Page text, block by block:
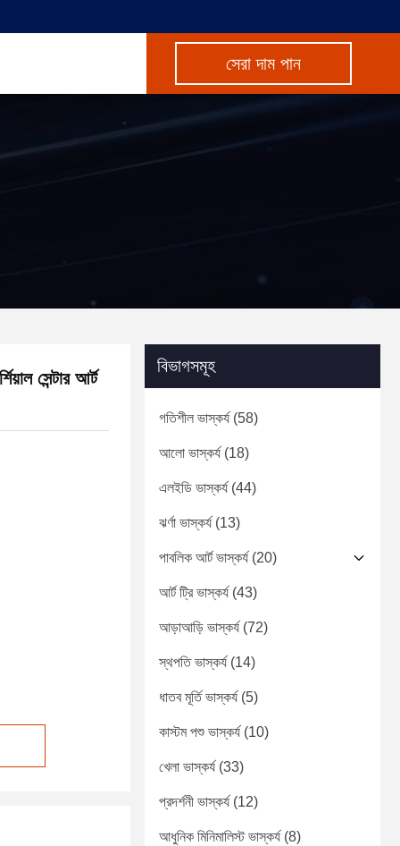
সেরা দাম পান
সেন্টার আর্ট
বিভাগসমূহ
গতিশীল ভাস্কর্য (58)
আলো ভাস্কর্য (18)
এলইডি ভাস্কর্য (44)
ঝর্ণা ভাস্কর্য (13)
পাবলিক আর্ট ভাস্কর্য (20)
আর্ট ট্রি ভাস্কর্য (43)
আড়াআড়ি ভাস্কর্য (72)
স্থপতি ভাস্কর্য (14)
ধাতব মূর্তি ভাস্কর্য (5)
কাস্টম পশু ভাস্কর্য (10)
খেলা ভাস্কর্য (33)
প্রদর্শনী ভাস্কর্য (12)
আধুনিক মিনিমালিস্ট ভাস্কর্য (8)